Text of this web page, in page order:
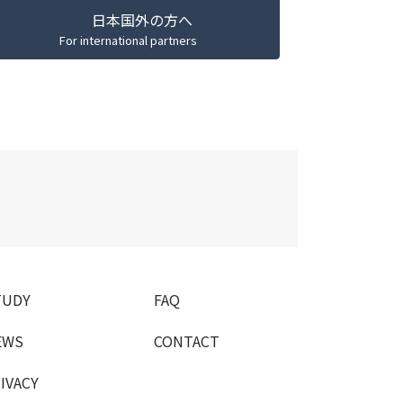
日本国外の方へ
For international partners
UDY
FAQ
CONTACT